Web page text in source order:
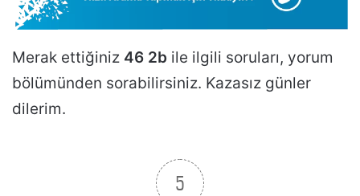
Merak ettiğiniz 46 2b ile ilgili soruları, yorum
bölümünden sorabilirsiniz. Kazasız günler
dilerim.
5